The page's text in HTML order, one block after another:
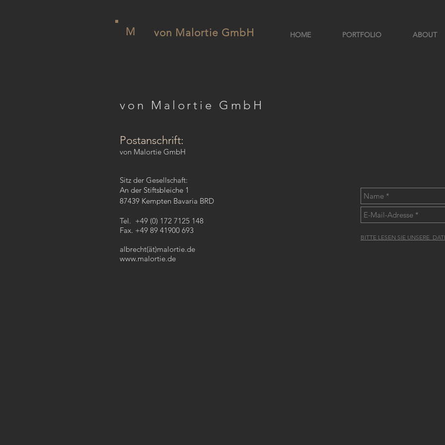
M HOME PORTFOLIO ABOUT
von Malortie GmbH
von Malortie GmbH
Postanschrift:
von Malortie GmbH
Sitz der Gesellschaft:
An der Stiftsbleiche 1
87439 Kempten Bavaria BRD
Tel. +49 (0) 172 7125 148
Fax. +49 89 41900 693
albrecht(ät)malortie.de
www.malortie.de
BITTE LESEN SIE UNSERE